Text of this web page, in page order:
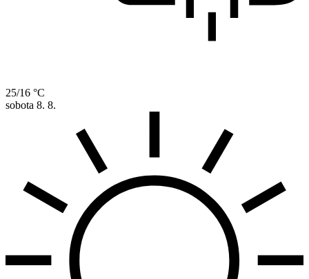
25/16 °C
sobota 8. 8.